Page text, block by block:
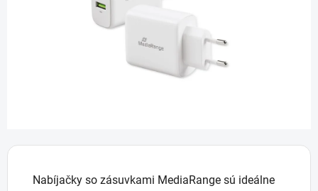
Nabíjačky so zásuvkami MediaRange sú ideálne